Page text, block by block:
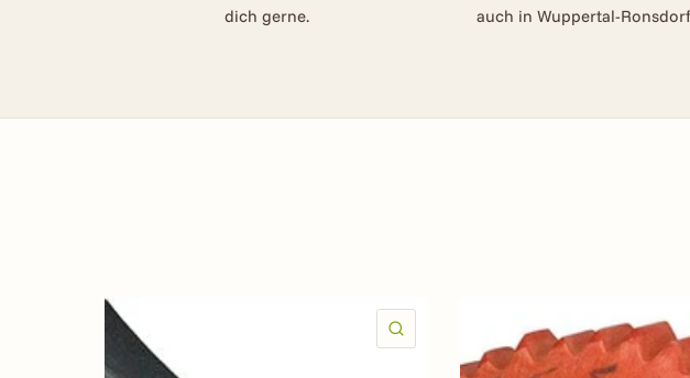
dich gerne.
auch in Wuppertal-
SCHNELLANSICHT